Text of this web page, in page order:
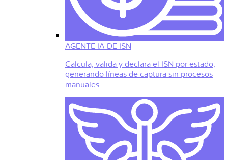
AGENTE IA DE ISN
Calcula, valida y declara el ISN por estado,
generando líneas de captura sin procesos
manuales.